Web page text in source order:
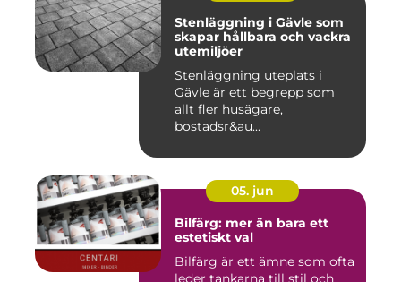
Stenläggning i Gävle som
skapar hållbara och vackra
utemiljöer
Stenläggning uteplats i
Gävle är ett begrepp som
allt fler husägare,
bostadsr&au...
05. jun
Bilfärg: mer än bara ett
estetiskt val
Bilfärg är ett ämne som ofta
leder tankarna till stil och